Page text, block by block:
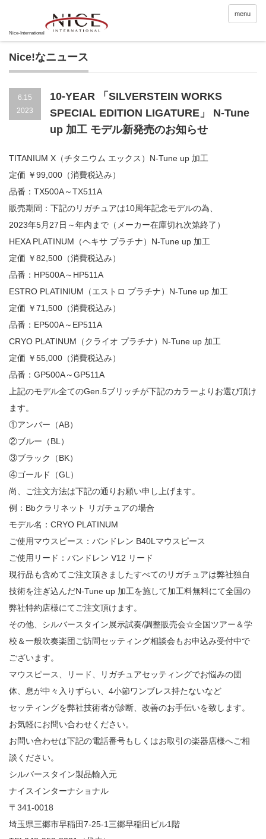
menu
Nice!なニュース
6.15
2023
10-YEAR 「SILVERSTEIN WORKS
SPECIAL EDITION LIGATURE」 N-Tune
up 加工 モデル新発売のお知らせ
TITANIUM X（チタニウム エックス）N-Tune up 加工
定価 ￥99,000（消費税込み）
品番：TX500A～TX511A
販売期間：下記のリガチュアは10周年記念モデルの為、
2023年5月27日～年内まで（メーカー在庫切れ次第終了）
HEXA PLATINUM（ヘキサ プラチナ）N-Tune up 加工
定価 ￥82,500（消費税込み）
品番：HP500A～HP511A
ESTRO PLATINIUM（エストロ プラチナ）N-Tune up 加工
定価 ￥71,500（消費税込み）
品番：EP500A～EP511A
CRYO PLATINUM（クライオ プラチナ）N-Tune up 加工
定価 ￥55,000（消費税込み）
品番：GP500A～GP511A
上記のモデル全てのGen.5ブリッチが下記のカラーよりお選び頂け
ます。
①アンバー（AB）
②ブルー（BL）
③ブラック（BK）
④ゴールド（GL）
尚、ご注文方法は下記の通りお願い申し上げます。
例：Bbクラリネット リガチュアの場合
モデル名：CRYO PLATINUM
ご使用マウスピース：バンドレン B40Lマウスピース
ご使用リード：バンドレン V12 リード
現行品も含めてご注文頂きましたすべてのリガチュアは弊社独自
技術を注ぎ込んだN-Tune up 加工を施して加工料無料にて全国の
弊社特約店様にてご注文頂けます。
その他、シルバースタイン展示試奏/調整販売会☆全国ツアー＆学
校＆一般吹奏楽団ご訪問セッティング相談会もお申込み受付中で
ございます。
マウスピース、リード、リガチュアセッティングでお悩みの団
体、息が中々入りずらい、4小節ワンブレス持たないなど
セッティングを弊社技術者が診断、改善のお手伝いを致します。
お気軽にお問い合わせください。
お問い合わせは下記の電話番号もしくはお取引の楽器店様へご相
談ください。
シルバースタイン製品輸入元
ナイスインターナショナル
〒341-0018
埼玉県三郷市早稲田7-25-1三郷早稲田ビル1階